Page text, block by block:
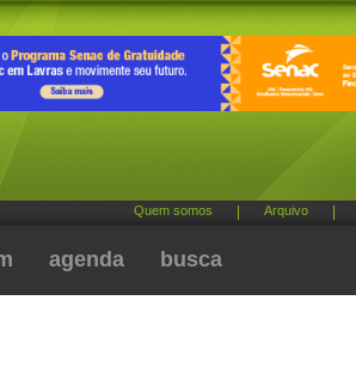
Quem somos Arquivo
agenda busca